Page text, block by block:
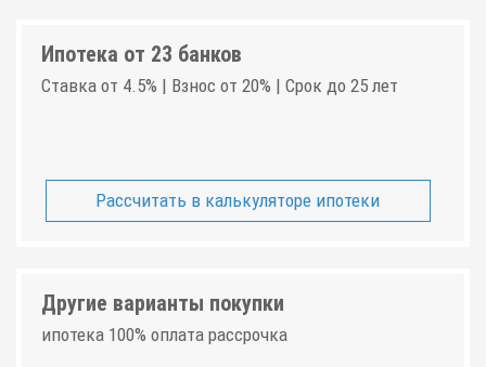
Ипотека от 23 банков
Ставка от 4.5% | Взнос от 20% | Срок до 25 лет
Рассчитать в калькуляторе ипотеки
Другие варианты покупки
ипотека 100% оплата рассрочка